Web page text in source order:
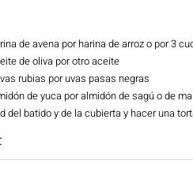
de avena por harina de arroz o por 3
de oliva por otro aceite
rubias por uvas pasas negras
de yuca por almidón de sagú o de
del batido y de la cubierta y hacer una